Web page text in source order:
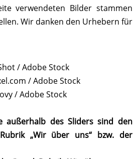
verwendeten Bilder stammen
Wir danken den Urhebern für
/ Adobe Stock
/ Adobe Stock
/ Adobe Stock
außerhalb des Sliders sind den
„Wir über uns“ bzw. der